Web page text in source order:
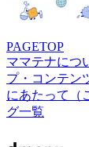
PAGETOP
ママテナにつ
プ・コンテン
にあたって（
グ一覧